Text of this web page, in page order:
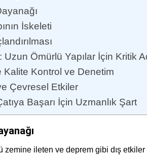
İskeleti
Ömürlü Yapılar İçin Kritik
Kontrol ve Denetim
Çevresel Etkiler
Başarı İçin Uzmanlık Şart
zemine ileten ve deprem gibi dış